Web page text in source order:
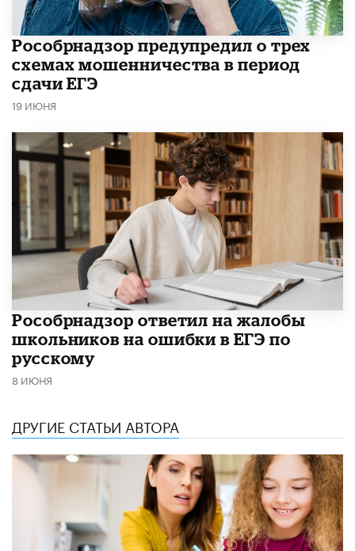
Рособрнадзор предупредил о трех
схемах мошенничества в период
сдачи ЕГЭ
19 ИЮНЯ
Рособрнадзор ответил на жалобы
школьников на ошибки в ЕГЭ по
русскому
8 ИЮНЯ
ДРУГИЕ СТАТЬИ АВТОРА